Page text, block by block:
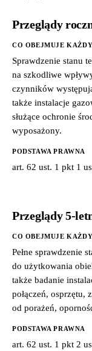
Przeglądy
CO OBEJMUJE
Sprawdzenie stanu
na szkodliwe
czynników
także instalacje
służące ochronie
wyposażony.
PODSTAWA PRAWNA
art. 62 ust. 1 pkt 1
Przeglądy 5-
CO OBEJMUJE
Pełne sprawdzenie
do użytkowania
także badanie
połączeń, osprzętu,
od porażeń,
PODSTAWA PRAWNA
art. 62 ust. 1 pkt 2